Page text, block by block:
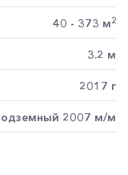
40 - 373 м2
3.2 м
2017 г
2007 м/м